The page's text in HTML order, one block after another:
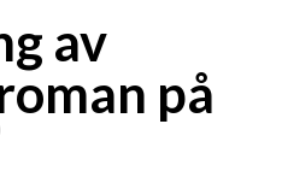
av
på